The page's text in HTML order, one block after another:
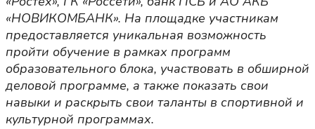
«НОВИКОМБАНК». На площадке участникам
предоставляется уникальная возможность
пройти обучение в рамках программ
образовательного блока, участвовать в обширной
деловой программе, а также показать свои
навыки и раскрыть свои таланты в спортивной и
культурной программах.